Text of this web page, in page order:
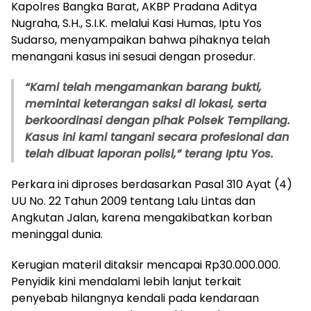
Kapolres Bangka Barat, AKBP Pradana Aditya
Nugraha, S.H., S.I.K. melalui Kasi Humas, Iptu Yos
Sudarso, menyampaikan bahwa pihaknya telah
menangani kasus ini sesuai dengan prosedur.
“Kami telah mengamankan barang bukti,
memintai keterangan saksi di lokasi, serta
berkoordinasi dengan pihak Polsek Tempilang.
Kasus ini kami tangani secara profesional dan
telah dibuat laporan polisi,” terang Iptu Yos.
Perkara ini diproses berdasarkan Pasal 310 Ayat (4)
UU No. 22 Tahun 2009 tentang Lalu Lintas dan
Angkutan Jalan, karena mengakibatkan korban
meninggal dunia.
Kerugian materil ditaksir mencapai Rp30.000.000.
Penyidik kini mendalami lebih lanjut terkait
penyebab hilangnya kendali pada kendaraan